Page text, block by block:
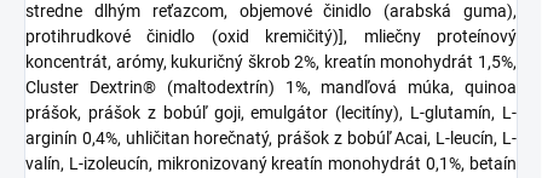
stredne dlhým reťazcom, objemové činidlo (arabská guma),
protihrudkové činidlo (oxid kremičitý)], mliečny proteínový
koncentrát, arómy, kukuričný škrob 2%, kreatín monohydrát 1,5%,
Cluster Dextrin® (maltodextrín) 1%, mandľová múka, quinoa
prášok, prášok z bobúľ goji, emulgátor (lecitíny), L-glutamín, L-
arginín 0,4%, uhličitan horečnatý, prášok z bobúľ Acai, L-leucín, L-
valín, L-izoleucín, mikronizovaný kreatín monohydrát 0,1%, betaín